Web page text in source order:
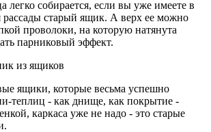
легко собирается, если вы уже имеете в
рассады старый ящик. А верх ее можно
проволоки, на которую натянута
парниковый эффект.
ящики, которые весьма успешно
теплиц - как днище, как покрытие -
каркаса уже не надо - это старые